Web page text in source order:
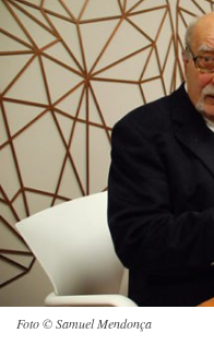
Foto © Samuel Mendonça